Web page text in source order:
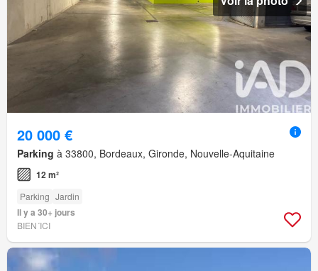
20 000 €
Parking à 33800, Bordeaux, Gironde, Nouvelle-Aquitaine
12 m²
Parking Jardin
Il y a 30+ jours
BIEN´ICI